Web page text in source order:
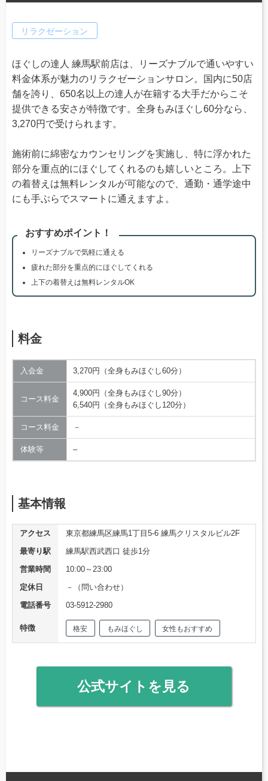
リラクゼーション
ほぐしの達人 練馬駅前店は、リーズナブルで通いやすい
料金体系が魅力のリラクゼーションサロン。国内に50店
舗を誇り、650名以上の達人が在籍する大手だからこそ
提供できる安さが特徴です。全身もみほぐし60分なら、
3,270円で受けられます。
施術前に綿密なカウンセリングを実施し、特に浮かれた
部分を重点的にほぐしてくれるのも嬉しいところ。上下
の着替えは無料レンタルが可能なので、通勤・通学途中
にも手ぶらでスマートに通えますよ。
おすすめポイント！
リーズナブルで気軽に通える
疲れた部分を重点的にほぐしてくれる
上下の着替えは無料レンタルOK
料金
入会金 3,270円（全身もみほぐし60分）
コース料金
4,900円（全身もみほぐし90分）
6,540円（全身もみほぐし120分）
コース料金 －
体験等 –
基本情報
アクセス
東京都練馬区練馬1丁目5-6 練馬クリスタルビル2F
最寄り駅
練馬駅西武西口 徒歩1分
営業時間
10:00～23:00
定休日
－（問い合わせ）
電話番号
03-5912-2980
特徴 格安 もみほぐし 女性もおすすめ
公式サイトを見る